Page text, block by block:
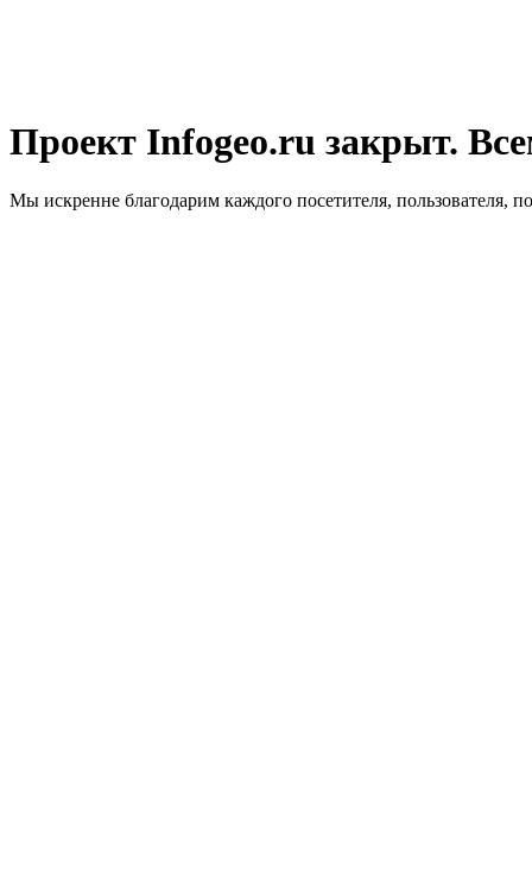
Проект Infogeo.ru закрыт.
Мы искренне благодарим каждого посетителя, пользователя,